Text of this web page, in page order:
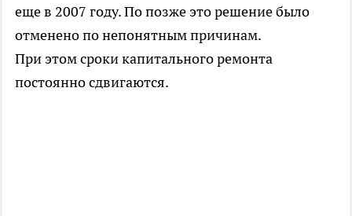
еще в 2007 году. По позже это решение было
отменено по непонятным причинам.
При этом сроки капитального ремонта
постоянно сдвигаются.